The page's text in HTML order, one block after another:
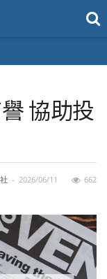
協助投
- 2026/06/11 662